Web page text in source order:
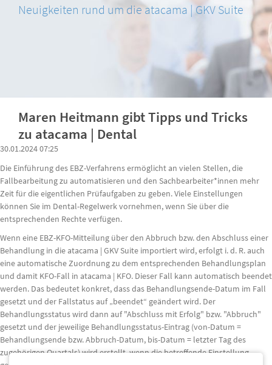
Neuigkeiten rund um die atacama | GKV Suite
Maren Heitmann gibt Tipps und Tricks
zu atacama | Dental
30.01.2024 07:25
Die Einführung des EBZ-Verfahrens ermöglicht an vielen Stellen, die
Fallbearbeitung zu automatisieren und den Sachbearbeiter*innen mehr
Zeit für die eigentlichen Prüfaufgaben zu geben. Viele Einstellungen
können Sie im Dental-Regelwerk vornehmen, wenn Sie über die
entsprechenden Rechte verfügen.
Wenn eine EBZ-KFO-Mitteilung über den Abbruch bzw. den Abschluss einer
Behandlung in die atacama | GKV Suite importiert wird, erfolgt i. d. R. auch
eine automatische Zuordnung zu dem entsprechenden Behandlungsplan
und damit KFO-Fall in atacama | KFO. Dieser Fall kann automatisch beendet
werden. Das bedeutet konkret, dass das Behandlungsende-Datum im Fall
gesetzt und der Fallstatus auf „beendet“ geändert wird. Der
Behandlungsstatus wird dann auf "Abschluss mit Erfolg" bzw. "Abbruch"
gesetzt und der jeweilige Behandlungsstatus-Eintrag (von-Datum =
Behandlungsende bzw. Abbruch-Datum, bis-Datum = letzter Tag des
zugehörigen Quartals) wird erstellt, wenn die betreffende Einstellung